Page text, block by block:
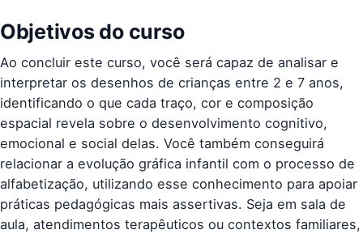
Objetivos do curso
Ao concluir este curso, você será capaz de analisar e
interpretar os desenhos de crianças entre 2 e 7 anos,
identificando o que cada traço, cor e composição
espacial revela sobre o desenvolvimento cognitivo,
emocional e social delas. Você também conseguirá
relacionar a evolução gráfica infantil com o processo de
alfabetização, utilizando esse conhecimento para apoiar
práticas pedagógicas mais assertivas. Seja em sala de
aula, atendimentos terapêuticos ou contextos familiares,